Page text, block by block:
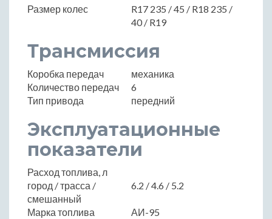
Размер колес
R17 235 / 45 / R18 235 /
40 / R19
Трансмиссия
Коробка передач
механика
Количество передач
6
Тип привода
передний
Эксплуатационные
показатели
Расход топлива, л
город / трасса /
смешанный
6.2 / 4.6 / 5.2
Марка топлива
АИ-95